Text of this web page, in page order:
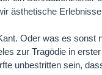
ästhetische
Oder was es sonst
zur Tragödie in
unbestritten sein,